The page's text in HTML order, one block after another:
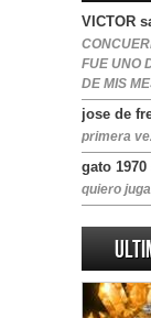
VICTOR
FUE UNO
DE MIS
jose de
primera
gato 1970
quiero